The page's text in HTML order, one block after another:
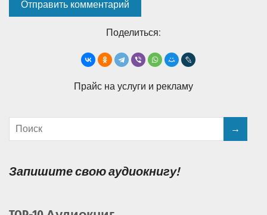
Поделиться:
Прайс на услуги и рекламу
Запишите свою аудиокнигу!